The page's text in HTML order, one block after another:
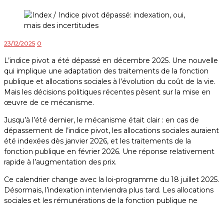
23/12/2025 0
L’indice pivot a été dépassé en décembre 2025. Une nouvelle
qui implique une adaptation des traitements de la fonction
publique et allocations sociales à l’évolution du coût de la vie.
Mais les décisions politiques récentes pèsent sur la mise en
œuvre de ce mécanisme.
Jusqu’à l’été dernier, le mécanisme était clair : en cas de
dépassement de l’indice pivot, les allocations sociales auraient
été indexées dès janvier 2026, et les traitements de la
fonction publique en février 2026. Une réponse relativement
rapide à l’augmentation des prix.
Ce calendrier change avec la loi-programme du 18 juillet 2025.
Désormais, l’indexation interviendra plus tard. Les allocations
sociales et les rémunérations de la fonction publique ne